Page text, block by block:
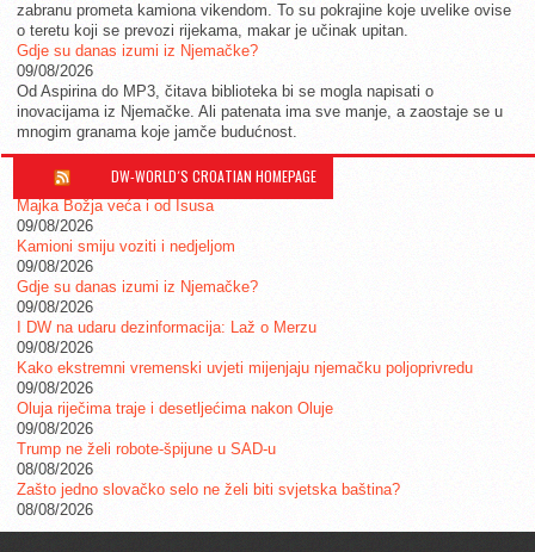
zabranu prometa kamiona vikendom. To su pokrajine koje uvelike ovise
o teretu koji se prevozi rijekama, makar je učinak upitan.
Gdje su danas izumi iz Njemačke?
09/08/2026
Od Aspirina do MP3, čitava biblioteka bi se mogla napisati o
inovacijama iz Njemačke. Ali patenata ima sve manje, a zaostaje se u
mnogim granama koje jamče budućnost.
DW-WORLD´S CROATIAN HOMEPAGE
Majka Božja veća i od Isusa
09/08/2026
Kamioni smiju voziti i nedjeljom
09/08/2026
Gdje su danas izumi iz Njemačke?
09/08/2026
I DW na udaru dezinformacija: Laž o Merzu
09/08/2026
Kako ekstremni vremenski uvjeti mijenjaju njemačku poljoprivredu
09/08/2026
Oluja riječima traje i desetljećima nakon Oluje
09/08/2026
Trump ne želi robote-špijune u SAD-u
08/08/2026
Zašto jedno slovačko selo ne želi biti svjetska baština?
08/08/2026